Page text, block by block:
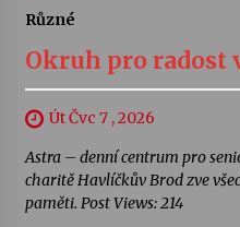
Různé
Okruh pro radost
Út Čvc 7 , 2026
Astra – denní centrum pro
charitě Havlíčkův Brod zve
paměti. Post Views: 214